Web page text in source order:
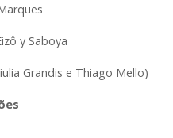
y Saboya
Grandis e Thiago Mello)